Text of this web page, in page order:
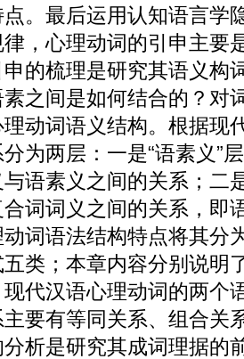
点。最后运用认知语言学
，心理动词的引申主要
申的梳理是研究其语义构
素之间是如何结合的？对
动词语义结构。根据现
分为两层：一是“语素义”
语素义之间的关系；二
词词义之间的关系，即
词语法结构特点将其分
类；本章内容分别说明
现代汉语心理动词的两个
主要有等同关系、组合关
析是研究其成词理据的